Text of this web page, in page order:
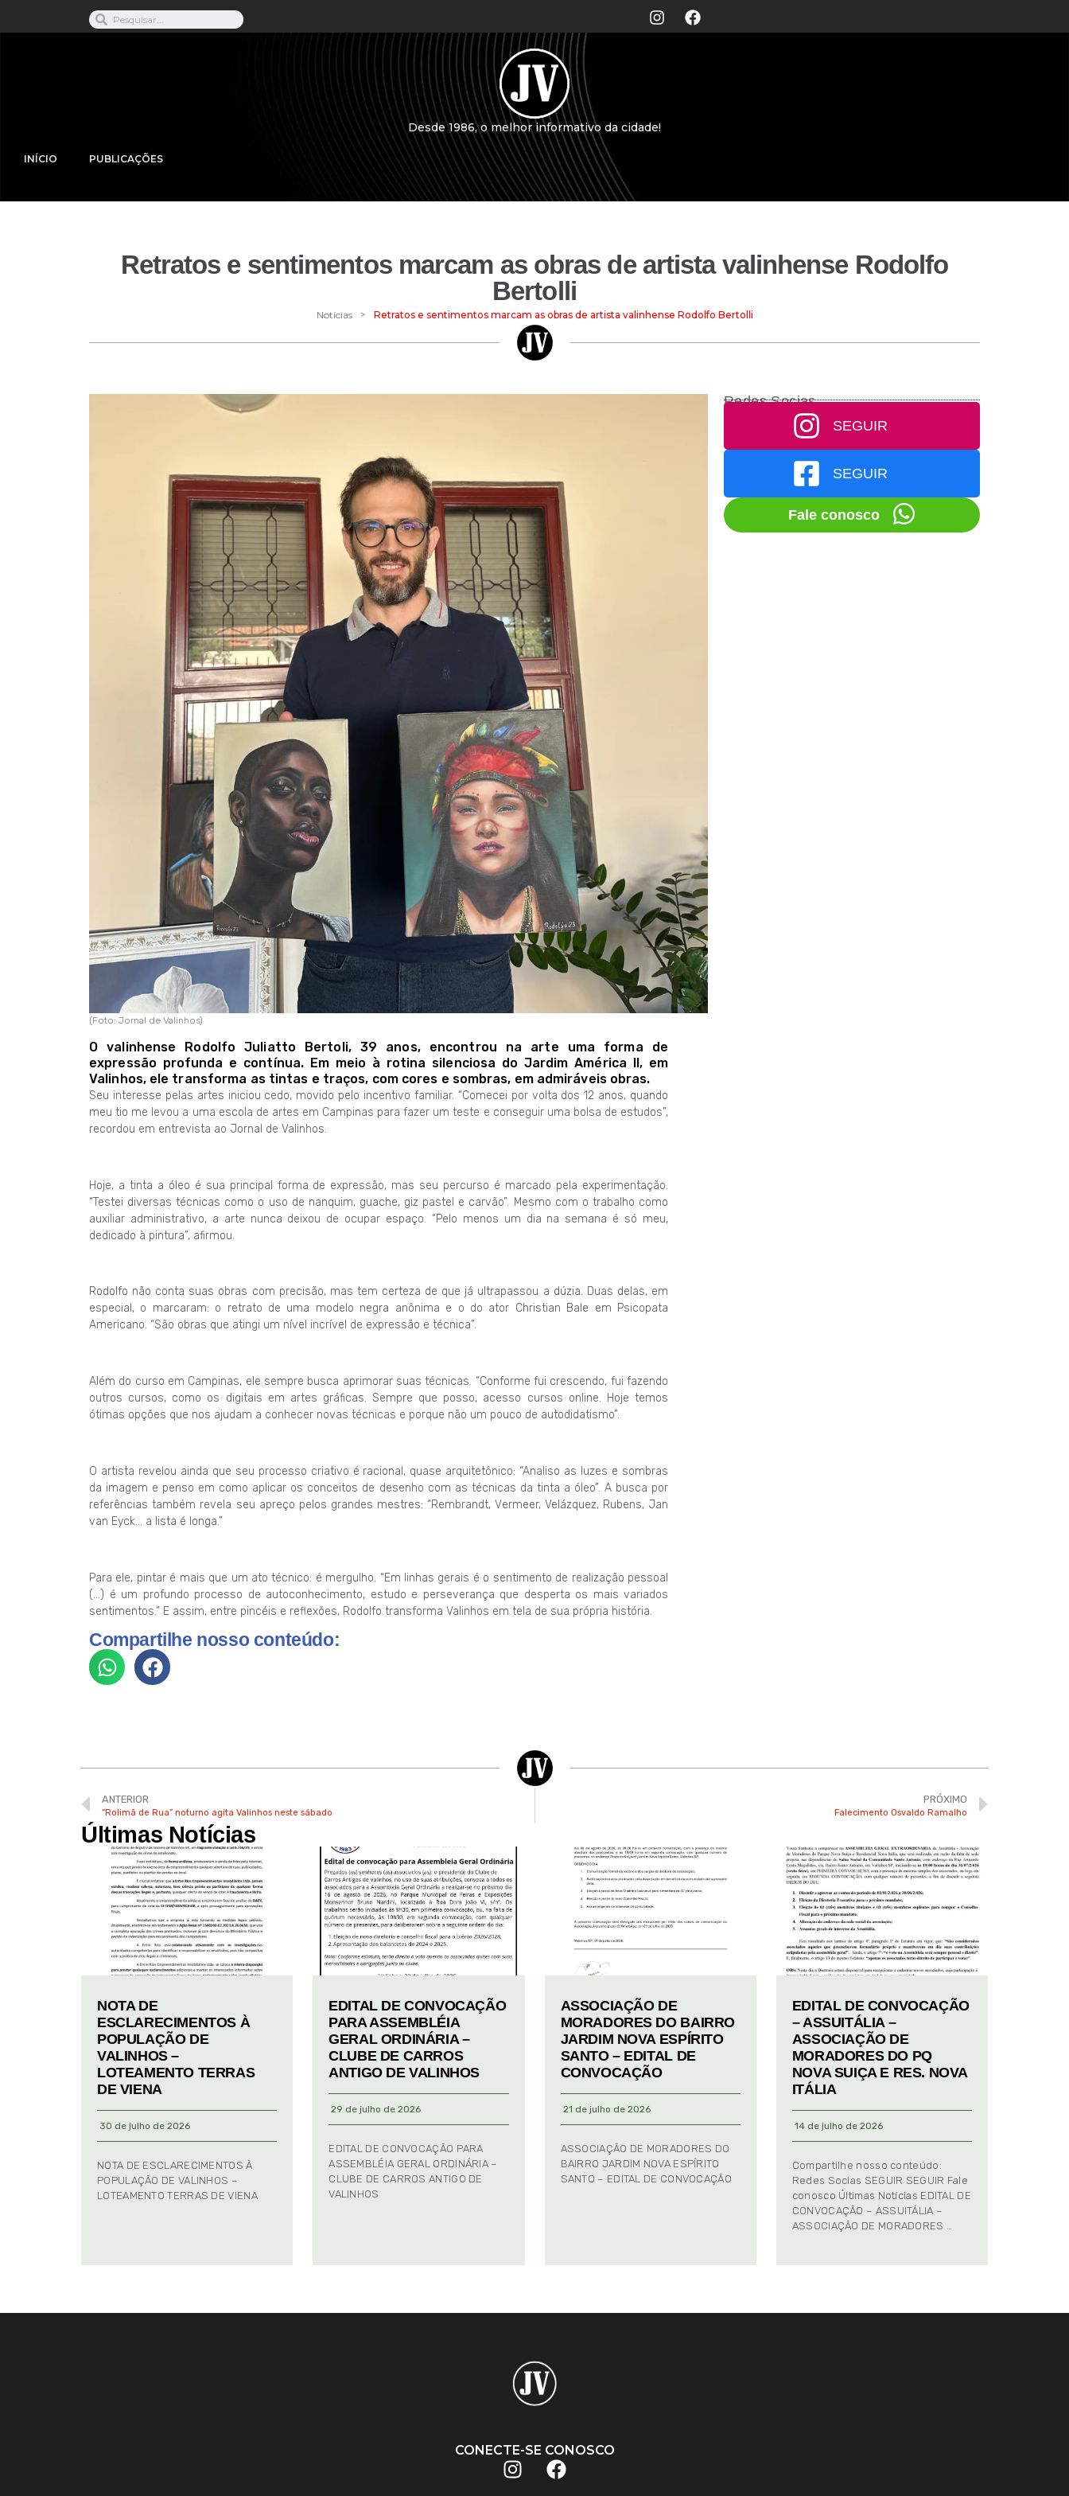
Desde 1986, o melhor informativo da cidade!
INÍCIO PUBLICAÇÕES
Retratos e sentimentos marcam as obras de artista valinhense Rodolfo
Bertolli
Notícias > Retratos e sentimentos marcam as obras de artista valinhense Rodolfo Bertolli
(Foto: Jornal de Valinhos)
O valinhense Rodolfo Juliatto Bertoli, 39 anos, encontrou na arte uma forma de
expressão profunda e contínua. Em meio à rotina silenciosa do Jardim América II, em
Valinhos, ele transforma as tintas e traços, com cores e sombras, em admiráveis obras.
Seu interesse pelas artes iniciou cedo, movido pelo incentivo familiar. “Comecei por volta dos 12 anos, quando
meu tio me levou a uma escola de artes em Campinas para fazer um teste e conseguir uma bolsa de estudos”,
recordou em entrevista ao Jornal de Valinhos.
Hoje, a tinta a óleo é sua principal forma de expressão, mas seu percurso é marcado pela experimentação.
“Testei diversas técnicas como o uso de nanquim, guache, giz pastel e carvão”. Mesmo com o trabalho como
auxiliar administrativo, a arte nunca deixou de ocupar espaço. “Pelo menos um dia na semana é só meu,
dedicado à pintura”, afirmou.
Rodolfo não conta suas obras com precisão, mas tem certeza de que já ultrapassou a dúzia. Duas delas, em
especial, o marcaram: o retrato de uma modelo negra anônima e o do ator Christian Bale em Psicopata
Americano. “São obras que atingi um nível incrível de expressão e técnica”.
Além do curso em Campinas, ele sempre busca aprimorar suas técnicas. “Conforme fui crescendo, fui fazendo
outros cursos, como os digitais em artes gráficas. Sempre que posso, acesso cursos online. Hoje temos
ótimas opções que nos ajudam a conhecer novas técnicas e porque não um pouco de autodidatismo”.
O artista revelou ainda que seu processo criativo é racional, quase arquitetônico: “Analiso as luzes e sombras
da imagem e penso em como aplicar os conceitos de desenho com as técnicas da tinta a óleo”. A busca por
referências também revela seu apreço pelos grandes mestres: “Rembrandt, Vermeer, Velázquez, Rubens, Jan
van Eyck… a lista é longa.”
Para ele, pintar é mais que um ato técnico: é mergulho. “Em linhas gerais é o sentimento de realização pessoal
(…) é um profundo processo de autoconhecimento, estudo e perseverança que desperta os mais variados
sentimentos.” E assim, entre pincéis e reflexões, Rodolfo transforma Valinhos em tela de sua própria história.
Compartilhe nosso conteúdo:
Redes Socias
SEGUIR
SEGUIR
Fale conosco
ANTERIOR
“Rolimã de Rua” noturno agita Valinhos neste sábado
PRÓXIMO
Falecimento Osvaldo Ramalho
Últimas Notícias
NOTA DE
ESCLARECIMENTOS À
POPULAÇÃO DE
VALINHOS –
LOTEAMENTO TERRAS
DE VIENA
30 de julho de 2026
NOTA DE ESCLARECIMENTOS À
POPULAÇÃO DE VALINHOS –
LOTEAMENTO TERRAS DE VIENA
EDITAL DE CONVOCAÇÃO
PARA ASSEMBLÉIA
GERAL ORDINÁRIA –
CLUBE DE CARROS
ANTIGO DE VALINHOS
29 de julho de 2026
EDITAL DE CONVOCAÇÃO PARA
ASSEMBLÉIA GERAL ORDINÁRIA –
CLUBE DE CARROS ANTIGO DE
VALINHOS
ASSOCIAÇÃO DE
MORADORES DO BAIRRO
JARDIM NOVA ESPÍRITO
SANTO – EDITAL DE
CONVOCAÇÃO
21 de julho de 2026
ASSOCIAÇÃO DE MORADORES DO
BAIRRO JARDIM NOVA ESPÍRITO
SANTO – EDITAL DE CONVOCAÇÃO
EDITAL DE CONVOCAÇÃO
– ASSUITÁLIA –
ASSOCIAÇÃO DE
MORADORES DO PQ
NOVA SUIÇA E RES. NOVA
ITÁLIA
14 de julho de 2026
Compartilhe nosso conteúdo:
Redes Socias SEGUIR SEGUIR Fale
conosco Últimas Notícias EDITAL DE
CONVOCAÇÃO – ASSUITÁLIA –
ASSOCIAÇÃO DE MORADORES …
CONECTE-SE CONOSCO